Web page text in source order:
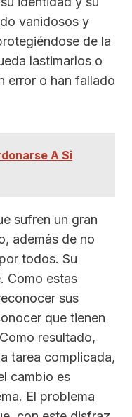
vanidosos y
de la
lastimarlos o
error o han fallado
A Si
sufren un gran
además de no
todos. Su
Como estas
sus
que tienen
resultado,
tarea complicada,
cambio es
El problema